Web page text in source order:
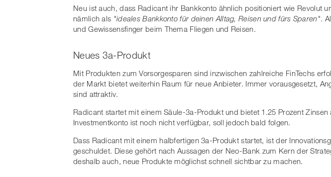
Neu ist auch, dass Radicant ihr Bankkonto ähnlich positioniert wie Revolut
nämlich als "ideales Bankkonto für deinen Alltag, Reisen und fürs Sparen".
und Gewissensfinger beim Thema Fliegen und Reisen.
Neues 3a-Produkt
Mit Produkten zum Vorsorgesparen sind inzwischen zahlreiche FinTechs
der Markt bietet weiterhin Raum für neue Anbieter. Immer vorausgesetzt,
sind attraktiv.
Radicant startet mit einem Säule-3a-Produkt und bietet 1.25 Prozent Zinsen
Investmentkonto ist noch nicht verfügbar, soll jedoch bald folgen.
Dass Radicant mit einem halbfertigen 3a-Produkt startet, ist der
geschuldet. Diese gehört nach Aussagen der Neo-Bank zum Kern der
deshalb auch, neue Produkte möglichst schnell sichtbar zu machen.